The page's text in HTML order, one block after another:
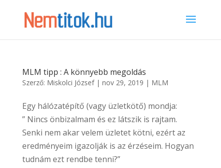
MLM tipp : A könnyebb megoldás
Szerző: Miskolci József| nov 29, 2019 | MLM
Egy hálózatépítő (vagy üzletkötő) mondja:
” Nincs önbizalmam és ez látszik is rajtam.
Senki nem akar velem üzletet kötni, ezért az
eredményeim igazolják is az érzéseim. Hogyan
tudnám ezt rendbe tenni?”